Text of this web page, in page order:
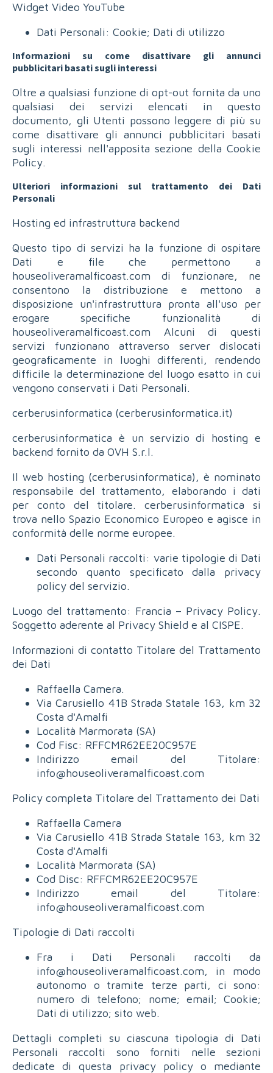
Widget Video YouTube
Dati Personali: Cookie; Dati di utilizzo
Informazioni su come disattivare gli annunci
pubblicitari basati sugli interessi
Oltre a qualsiasi funzione di opt-out fornita da uno
qualsiasi dei servizi elencati in questo
documento, gli Utenti possono leggere di più su
come disattivare gli annunci pubblicitari basati
sugli interessi nell'apposita sezione della Cookie
Policy.
Ulteriori informazioni sul trattamento dei Dati
Personali
Hosting ed infrastruttura backend
Questo tipo di servizi ha la funzione di ospitare
Dati e file che permettono a
houseoliveramalficoast.com di funzionare, ne
consentono la distribuzione e mettono a
disposizione un'infrastruttura pronta all'uso per
erogare specifiche funzionalità di
houseoliveramalficoast.com Alcuni di questi
servizi funzionano attraverso server dislocati
geograficamente in luoghi differenti, rendendo
difficile la determinazione del luogo esatto in cui
vengono conservati i Dati Personali.
cerberusinformatica (cerberusinformatica.it)
cerberusinformatica è un servizio di hosting e
backend fornito da OVH S.r.l.
Il web hosting (cerberusinformatica), è nominato
responsabile del trattamento, elaborando i dati
per conto del titolare. cerberusinformatica si
trova nello Spazio Economico Europeo e agisce in
conformità delle norme europee.
Dati Personali raccolti: varie tipologie di Dati
secondo quanto specificato dalla privacy
policy del servizio.
Luogo del trattamento: Francia – Privacy Policy.
Soggetto aderente al Privacy Shield e al CISPE.
Informazioni di contatto Titolare del Trattamento
dei Dati
Raffaella Camera.
Via Carusiello 41B Strada Statale 163, km 32
Costa d'Amalfi
Località Marmorata (SA)
Cod Fisc: RFFCMR62EE20C957E
Indirizzo email del Titolare:
info@houseoliveramalficoast.com
Policy completa Titolare del Trattamento dei Dati
Raffaella Camera
Via Carusiello 41B Strada Statale 163, km 32
Costa d'Amalfi
Località Marmorata (SA)
Cod Disc: RFFCMR62EE20C957E
Indirizzo email del Titolare:
info@houseoliveramalficoast.com
Tipologie di Dati raccolti
Fra i Dati Personali raccolti da
info@houseoliveramalficoast.com, in modo
autonomo o tramite terze parti, ci sono:
numero di telefono; nome; email; Cookie;
Dati di utilizzo; sito web.
Dettagli completi su ciascuna tipologia di Dati
Personali raccolti sono forniti nelle sezioni
dedicate di questa privacy policy o mediante